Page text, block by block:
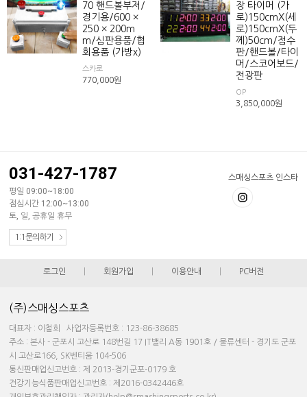
70 핸드볼부저/
경기용/600 ×
250 × 200m
m/심판용품/협
회용품 (가방x)
스카로
770,000원
장 타이머 (가
로)150cmX(세
로)150cmX(두
께)50cm/점수
판/핸드볼/타이
머/스코어보드/
전광판
OP
3,850,000원
스매싱스포츠 인스타
031-427-1787
평일 09:00~18:00
점심시간 12:00~13:00
토, 일, 공휴일 휴무
1:1문의하기
로그인 회원가입 이용안내 PC버전
(주)스매싱스포츠
대표자 : 이철희 사업자등록번호 : 123-86-38685
주소 : 본사 - 군포시 고산로 148번길 17 IT밸리 A동 1901호 / 물류센터 - 경기도 군포
시 고산로166, SK벤티움 104-506
통신판매업신고번호 : 제 2013-경기군포-0179 호
건강기능식품판매업신고번호 : 제2016-0342446호